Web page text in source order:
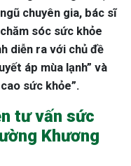
chuyên gia, bác sĩ
sóc sức khỏe
diễn ra với chủ đề
áp mùa lạnh” và
sức khỏe”.
tư vấn sức
Khương